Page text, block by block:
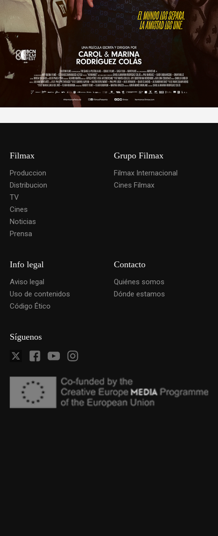
Filmax
Produccion
Distribucion
TV
Cines
Noticias
Prensa
Grupo Filmax
Filmax Internacional
Cines Filmax
Info legal
Aviso legal
Uso de contenidos
Código Ético
Contacto
Quiénes somos
Dónde estamos
Síguenos